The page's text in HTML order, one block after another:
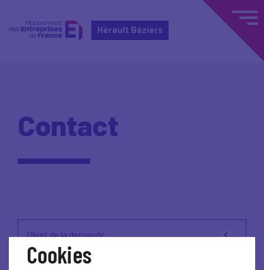
Hérault Béziers
Contact
Objet de la demande
Cookies